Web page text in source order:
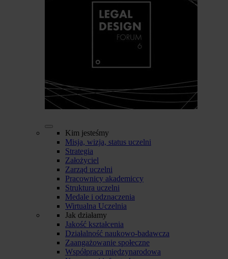
Kim jesteśmy
Misja, wizja, status uczelni
Strategia
Założyciel
Zarząd uczelni
Pracownicy akademiccy
Struktura uczelni
Medale i odznaczenia
Wirtualna Uczelnia
Jak działamy
Jakość kształcenia
Działalność naukowo-badawcza
Zaangażowanie społeczne
Współpraca międzynarodowa